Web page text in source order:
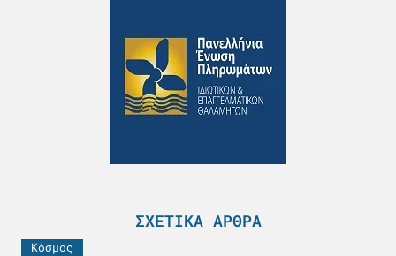
ΣΧΕΤΙΚΆ ΆΡΘΡΑ
Κόσμος